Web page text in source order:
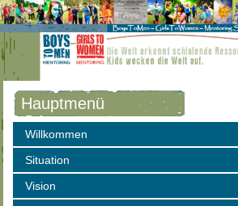
Hauptmenü
Willkommen
Situation
Vision